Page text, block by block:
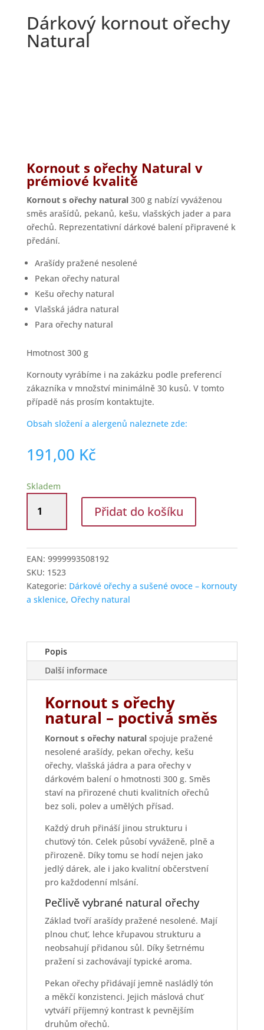
Dárkový kornout ořechy
Natural
Kornout s ořechy Natural v
prémiové kvalitě
Kornout s ořechy natural300 g nabízí vyváženou
směs arašídů, pekanů, kešu, vlašských jader a para
ořechů. Reprezentativní dárkové balení připravené k
předání.
Arašídy pražené nesolené
Pekan ořechy natural
Kešu ořechy natural
Vlašská jádra natural
Para ořechy natural
Hmotnost 300 g
Kornouty vyrábíme i na zakázku podle preferencí
zákazníka v množství minimálně 30 kusů. V tomto
případě nás prosím kontaktujte.
Obsah složení a alergenů naleznete zde:
191,00 Kč
Skladem
kornout
ořechy
množství
Přidat do košíku
EAN: 9999993508192
SKU: 1523
Kategorie: Dárkové ořechy a sušené ovoce – kornouty
a sklenice, Ořechy natural
Popis
Další informace
Kornout s ořechy
natural – poctivá směs
Kornout s ořechy naturalspojuje pražené
nesolené arašídy, pekan ořechy, kešu
ořechy, vlašská jádra a para ořechy v
dárkovém balení o hmotnosti 300 g. Směs
staví na přirozené chuti kvalitních ořechů
bez soli, polev a umělých přísad.
Každý druh přináší jinou strukturu i
chuťový tón. Celek působí vyváženě, plně a
přirozeně. Díky tomu se hodí nejen jako
jedlý dárek, ale i jako kvalitní občerstvení
pro každodenní mlsání.
Pečlivě vybrané natural ořechy
Základ tvoří arašídy pražené nesolené. Mají
plnou chuť, lehce křupavou strukturu a
neobsahují přidanou sůl. Díky šetrnému
pražení si zachovávají typické aroma.
Pekan ořechy přidávají jemně nasládlý tón
a měkčí konzistenci. Jejich máslová chuť
vytváří příjemný kontrast k pevnějším
druhům ořechů.